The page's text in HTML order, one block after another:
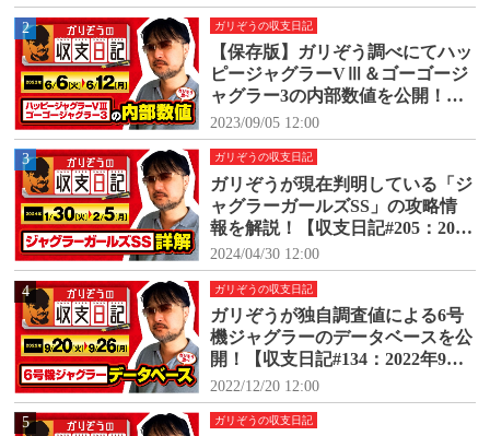
2 ガリぞうの収支日記
【保存版】ガリぞう調べにてハッ
ピージャグラーVⅢ＆ゴーゴージ
ャグラー3の内部数値を公開！
【収支日記#171：2023年6月6日
(火)～6月12日(月)】
2023/09/05 12:00
3 ガリぞうの収支日記
ガリぞうが現在判明している「ジ
ャグラーガールズSS」の攻略情
報を解説！【収支日記#205：2024
年1月30日(火)～2024年2月5日
(月)】
2024/04/30 12:00
4 ガリぞうの収支日記
ガリぞうが独自調査値による6号
機ジャグラーのデータベースを公
開！【収支日記#134：2022年9月2
0日(火)～9月26日(月)】
2022/12/20 12:00
5 ガリぞうの収支日記